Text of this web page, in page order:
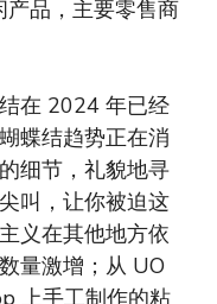
产品，主要零售商
在 2024 年已经
蝶结趋势正在消
细节，礼貌地寻
叫，让你被迫这
义在其他地方依
量激增；从 UO
上手工制作的粘